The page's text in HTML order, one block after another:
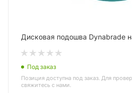
Дисковая подошва Dynabrade
Под заказ
Позиция доступна под заказ. Для
свяжитесь с нами.